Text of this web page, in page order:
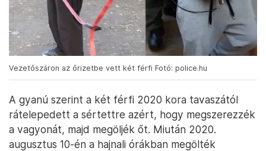
Vezetőszáron az őrizetbe vett két férfi Fotó: police.hu
A gyanú szerint a két férfi 2020 kora tavaszától
rátelepedett a sértettre azért, hogy megszerezzék
a vagyonát, majd megöljék őt. Miután 2020.
augusztus 10-én a hajnali órákban megölték